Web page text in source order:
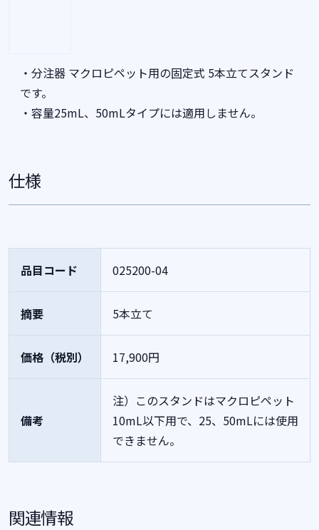
・分注器 マクロピペット用の固定式 5本立てスタンド
です。
・容量25mL、50mLタイプには適用しません。
仕様
品目コード 025200-04
摘要 5本立て
価格（税別） 17,900円
備考
注）このスタンドはマクロピペット
10mL以下用で、25、50mLには使用
できません。
関連情報